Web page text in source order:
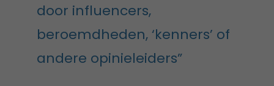
door influencers,
beroemdheden, ‘kenners’ of
andere opinieleiders”